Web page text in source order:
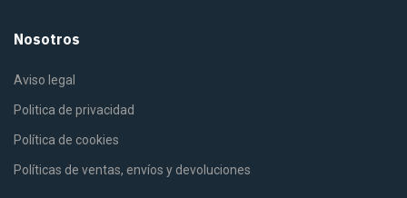
Nosotros
Aviso legal
Politica de privacidad
Política de cookies
Políticas de ventas, envíos y devoluciones